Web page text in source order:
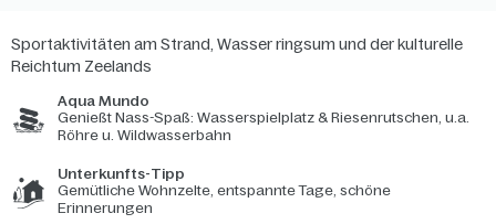
Sportaktivitäten am Strand, Wasser ringsum und der kulturelle
Reichtum Zeelands
Aqua Mundo
Genießt Nass-Spaß: Wasserspielplatz & Riesenrutschen, u.a.
Röhre u. Wildwasserbahn
Unterkunfts-Tipp
Gemütliche Wohnzelte, entspannte Tage, schöne
Erinnerungen